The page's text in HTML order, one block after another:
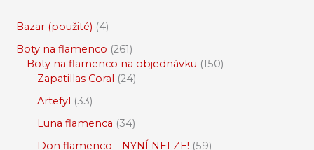
Bazar (použité) 4
Boty na flamenco 261
Boty na flamenco na objednávku 150
Zapatillas Coral
24
Artefyl
33
Luna flamenca 34
Don flamenco - NYNÍ NELZE! 59